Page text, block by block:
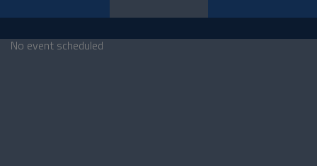
No event scheduled